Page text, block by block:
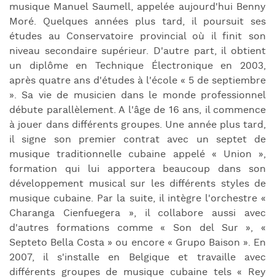
musique Manuel Saumell, appelée aujourd'hui Benny
Moré. Quelques années plus tard, il poursuit ses
études au Conservatoire provincial où il finit son
niveau secondaire supérieur. D'autre part, il obtient
un diplôme en Technique Électronique en 2003,
après quatre ans d'études à l'école « 5 de septiembre
». Sa vie de musicien dans le monde professionnel
débute parallèlement. A l'âge de 16 ans, il commence
à jouer dans différents groupes. Une année plus tard,
il signe son premier contrat avec un septet de
musique traditionnelle cubaine appelé « Union »,
formation qui lui apportera beaucoup dans son
développement musical sur les différents styles de
musique cubaine. Par la suite, il intègre l'orchestre «
Charanga Cienfuegera », il collabore aussi avec
d'autres formations comme « Son del Sur », «
Septeto Bella Costa » ou encore « Grupo Baison ». En
2007, il s'installe en Belgique et travaille avec
différents groupes de musique cubaine tels « Rey